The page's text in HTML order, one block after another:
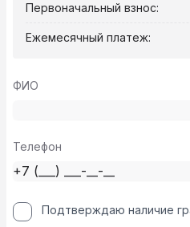
Первоначальный взнос:
Ежемесячный платеж:
ФИО
Телефон
Подтверждаю наличие